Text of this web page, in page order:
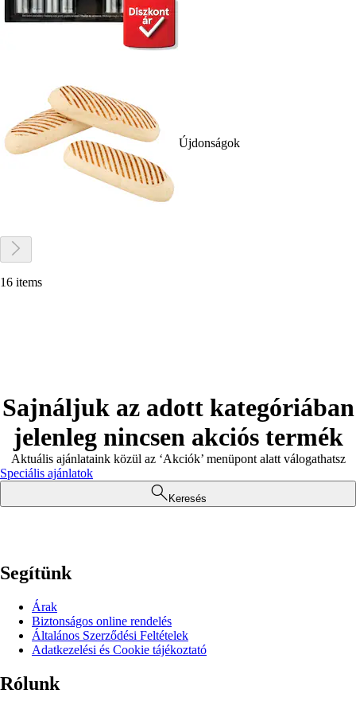
Újdonságok
16 items
Sajnáljuk az adott kategóriában
jelenleg nincsen akciós termék
Aktuális ajánlataink közül az ‘Akciók’ menüpont alatt válogathatsz
Speciális ajánlatok
Keresés
Segítünk
Árak
Biztonságos online rendelés
Általános Szerződési Feltételek
Adatkezelési és Cookie tájékoztató
Rólunk